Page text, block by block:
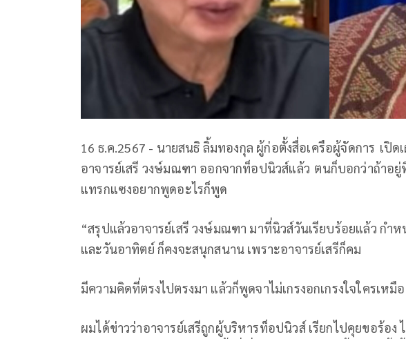
16 ธ.ค.2567 - นายสนธิ ลิ้มทองกุล ผู้ก่อตั้งสื่อเครือผู้จัดการ เปิด
อาจารย์เสรี วงษ์มณฑา ออกจากท็อปนิวส์แล้ว ตนก็บอกว่าถ้าอยู่
แทรกแซงอยากพูดอะไรก็พูด
“สรุปแล้วอาจารย์เสรี วงษ์มณฑา มาที่นิวส์วันเรียบร้อยแล้ว กำ
และวันอาทิตย์ ก็คงจะสนุกสนาน เพราะอาจารย์เสรีก็คม
มีความคิดที่ตรงไปตรงมา แล้วก็พูดจาไม่เกรงอกเกรงใจใครเหมื
ผมได้ข่าวว่าอาจารย์เสรีถูกผู้บริหารท็อปนิวส์ เรียกไปคุยขอร้อง